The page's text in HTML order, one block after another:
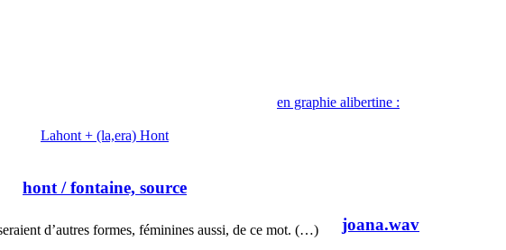
en graphie alibertine :
Lahont + (la,era) Hont
hont / fontaine, source
d’autres formes, féminines aussi, de ce mot. (…)
joana.wav